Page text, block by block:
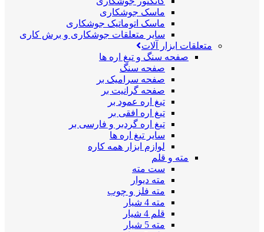
ماسک جوشکاری
ماسک اتوماتیک جوشکاری
سایر متعلقات جوشکاری و برش کاری
متعلقات ابزار آلات
صفحه سنگ و تیغ اره ها
صفحه سنگ
صفحه سرامیک بر
صفحه گرانیت بر
تیغ اره عمود بر
تیغ اره افقی بر
تیغ اره گردبر و فارسی بر
سایر تیغ اره ها
لوازم ابزار همه کاره
مته و قلم
ست مته
مته دیوار
مته فلز و چوب
مته 4 شیار
قلم 4 شیار
مته 5 شیار